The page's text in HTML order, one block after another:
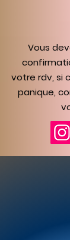
Vous
votre rdv, si
panique,